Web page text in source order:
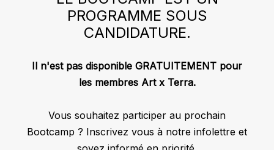
PROGRAMME SOUS
CANDIDATURE.
Il n'est pas disponible GRATUITEMENT pour
les membres Art x Terra.
Vous souhaitez participer au prochain
Bootcamp ? Inscrivez vous à notre infolettre et